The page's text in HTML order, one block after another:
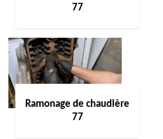
77
Ramonage de chaudière
77